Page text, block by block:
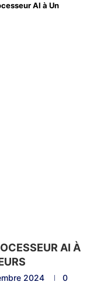
AI à Un
AI À
2024
0